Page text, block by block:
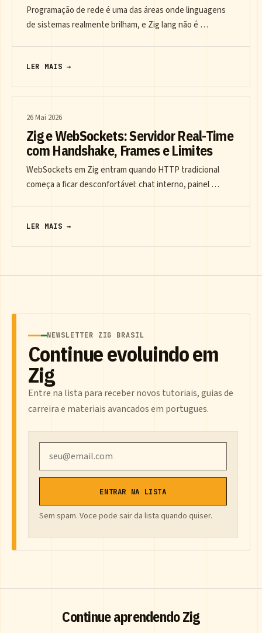
Programação de rede é uma das áreas onde linguagens
de sistemas realmente brilham, e Zig lang não é …
LER MAIS →
26 Mai 2026
Zig e WebSockets: Servidor Real-Time
com Handshake, Frames e Limites
WebSockets em Zig entram quando HTTP tradicional
começa a ficar desconfortável: chat interno, painel …
LER MAIS →
NEWSLETTER ZIG BRASIL
Continue evoluindo em
Zig
Entre na lista para receber novos tutoriais, guias de
carreira e materiais avancados em portugues.
ENTRAR NA LISTA
Sem spam. Voce pode sair da lista quando quiser.
Continue aprendendo Zig